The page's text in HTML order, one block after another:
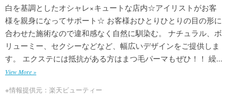
白を基調としたオシャレ×キュートな店内☆アイリストがお客
様を親身になってサポート☆ お客様おひとりひとりの目の形に
合わせた施術なので違和感なく自然に馴染む。 ナチュラル、ボ
リューミー、セクシーなどなど、幅広いデザインをご提供しま
す。 エクステには抵抗がある方はまつ毛パーマもぜひ！！ 繰...
View More »
※情報提供元：楽天ビューティー